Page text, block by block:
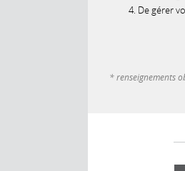
De gérer
* renseignements